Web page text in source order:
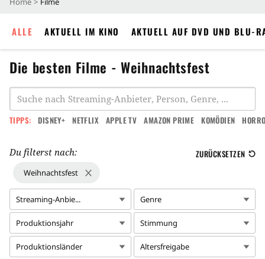
ALLE AKTUELL IM KINO AKTUELL AUF DVD UND BLU-
Die besten Filme - Weihnachtsfest
TIPPS: DISNEY+ NETFLIX APPLE TV AMAZON PRIME KOMÖDIEN
Du filterst nach: ZURÜCKSETZEN
Weihnachtsfest
Streaming-Anbie... Genre
Produktionsjahr Stimmung
Produktionsländer Altersfreigabe